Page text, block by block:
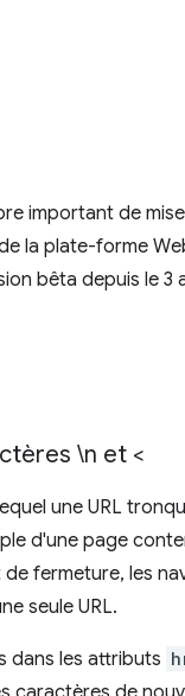
important de
la plate-forme
bêta depuis le 3
\n et <
une URL
d'une page
fermeture, les
seule URL.
dans les attributs